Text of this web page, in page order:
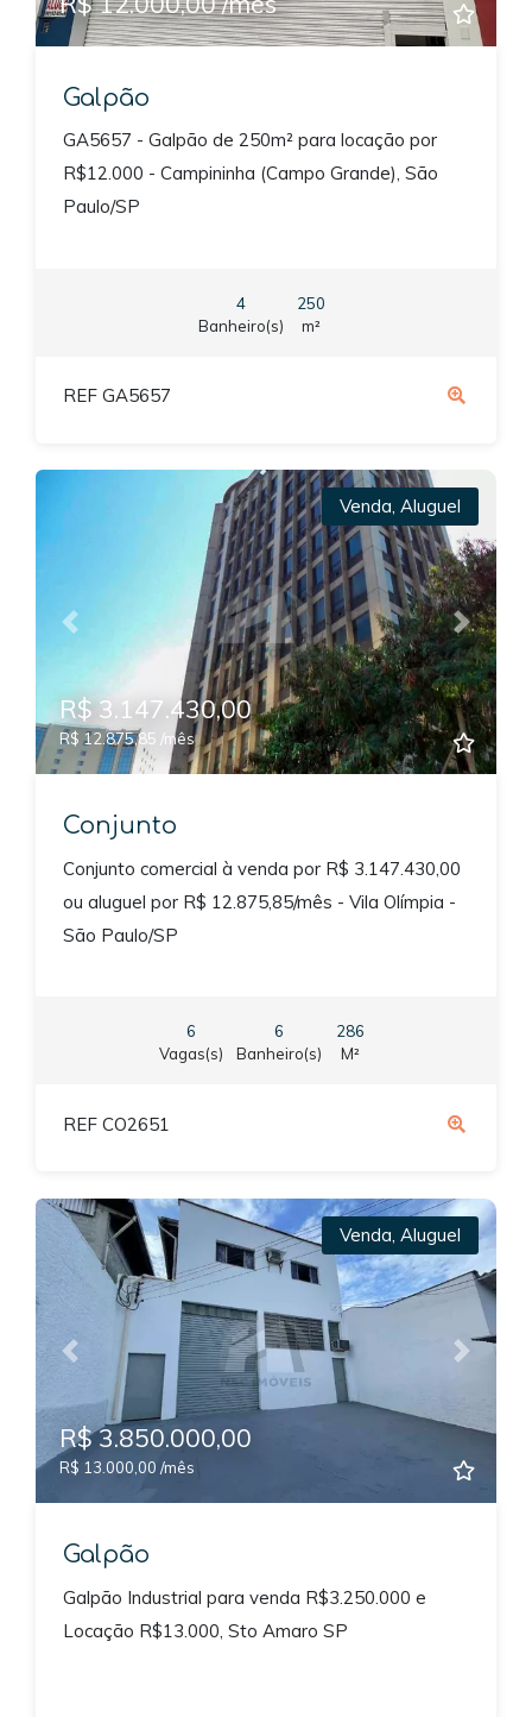
Galpão
GA5657 - Galpão de 250m² para locação por
R$12.000 - Campininha (Campo Grande), São
Paulo/SP
4
Banheiro(s)
250
m²
REF GA5657
Previous Next
Venda, Aluguel
R$ 3.147.430,00
R$ 12.875,85 /mês
Conjunto
Conjunto comercial à venda por R$ 3.147.430,00
ou aluguel por R$ 12.875,85/mês - Vila Olímpia -
São Paulo/SP
6
Vagas(s)
6
Banheiro(s)
286
M²
REF CO2651
Previous Next
Venda, Aluguel
R$ 3.850.000,00
R$ 13.000,00 /mês
Galpão
Galpão Industrial para venda R$3.250.000 e
Locação R$13.000, Sto Amaro SP